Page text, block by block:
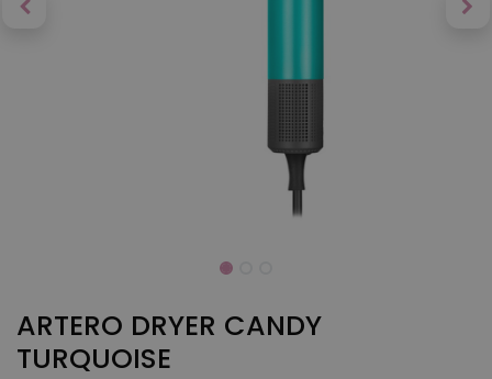
ARTERO DRYER CANDY
TURQUOISE